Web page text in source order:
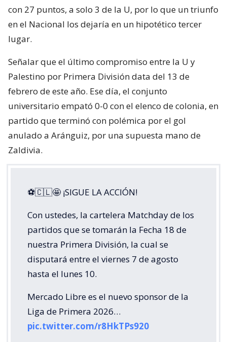
con 27 puntos, a solo 3 de la U, por lo que un triunfo
en el Nacional los dejaría en un hipotético tercer
lugar.
Señalar que el último compromiso entre la U y
Palestino por Primera División data del 13 de
febrero de este año. Ese día, el conjunto
universitario empató 0-0 con el elenco de colonia, en
partido que terminó con polémica por el gol
anulado a Aránguiz, por una supuesta mano de
Zaldivia.
⚽🇨🇱🤩 ¡SIGUE LA ACCIÓN!
Con ustedes, la cartelera Matchday de los
partidos que se tomarán la Fecha 18 de
nuestra Primera División, la cual se
disputará entre el viernes 7 de agosto
hasta el lunes 10.
Mercado Libre es el nuevo sponsor de la
Liga de Primera 2026…
pic.twitter.com/r8HkTPs920